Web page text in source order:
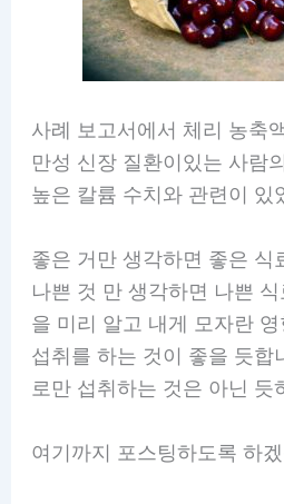
사례 보고서에서 체리 농축
만성 신장 질환이있는 사람
높은 칼륨 수치와 관련이 있
좋은 거만 생각하면 좋은 식
나쁜 것 만 생각하면 나쁜
을 미리 알고 내게 모자란
섭취를 하는 것이 좋을 듯합
로만 섭취하는 것은 아닌 듯
여기까지 포스팅하도록 하